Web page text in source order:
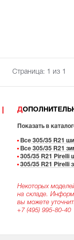
Страница: 1 из 1
Показать в
Все 305/35 R21
Все 305/35 R21
305/35 R21 Pirelli
305/35 R21 Pirelli
Некоторых
на складе.
вы можете
+7 (495) 995-80-40